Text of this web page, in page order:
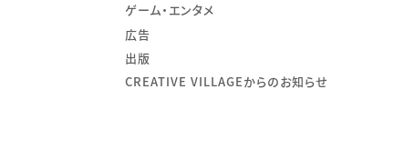
ゲーム・エンタメ
広告
出版
CREATIVE VILLAGEからのお知らせ